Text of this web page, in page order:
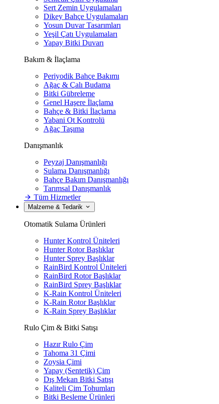
Sert Zemin Uygulamaları
Dikey Bahçe Uygulamaları
Yosun Duvar Tasarımları
Yeşil Çatı Uygulamaları
Yapay Bitki Duvarı
Bakım & İlaçlama
Periyodik Bahçe Bakımı
Ağaç & Çalı Budama
Bitki Gübreleme
Genel Haşere İlaçlama
Bahçe & Bitki İlaçlama
Yabani Ot Kontrolü
Ağaç Taşıma
Danışmanlık
Peyzaj Danışmanlığı
Sulama Danışmanlığı
Bahçe Bakım Danışmanlığı
Tarımsal Danışmanlık
Tüm Hizmetler
Malzeme & Tedarik
Otomatik Sulama Ürünleri
Hunter Kontrol Üniteleri
Hunter Rotor Başlıklar
Hunter Sprey Başlıklar
RainBird Kontrol Üniteleri
RainBird Rotor Başlıklar
RainBird Sprey Başlıklar
K-Rain Kontrol Üniteleri
K-Rain Rotor Başlıklar
K-Rain Sprey Başlıklar
Rulo Çim & Bitki Satışı
Hazır Rulo Çim
Tahoma 31 Çimi
Zoysia Çimi
Yapay (Sentetik) Çim
Dış Mekan Bitki Satışı
Kaliteli Çim Tohumları
Bitki Besleme Ürünleri